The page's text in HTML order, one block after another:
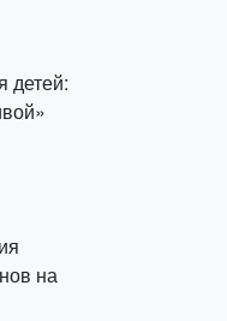
детей:
на